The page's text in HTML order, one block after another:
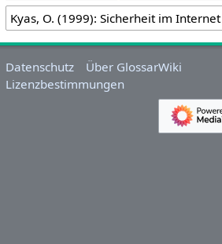
Datenschutz
Über GlossarWiki
Lizenzbestimmungen